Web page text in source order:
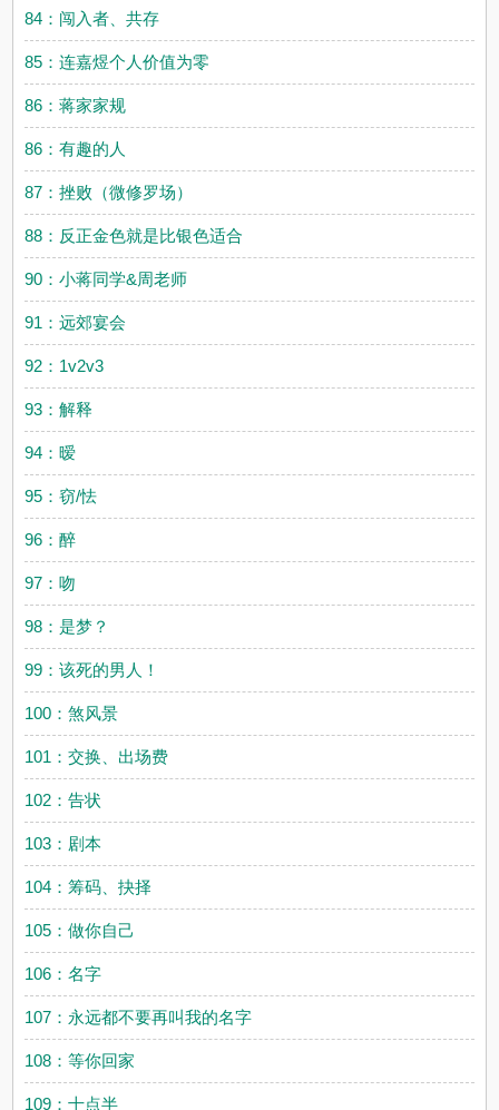
84：闯入者、共存
85：连嘉煜个人价值为零
86：蒋家家规
86：有趣的人
87：挫败（微修罗场）
88：反正金色就是比银色适合
90：小蒋同学&周老师
91：远郊宴会
92：1v2v3
93：解释
94：暧
95：窃/怯
96：醉
97：吻
98：是梦？
99：该死的男人！
100：煞风景
101：交换、出场费
102：告状
103：剧本
104：筹码、抉择
105：做你自己
106：名字
107：永远都不要再叫我的名字
108：等你回家
109：十点半